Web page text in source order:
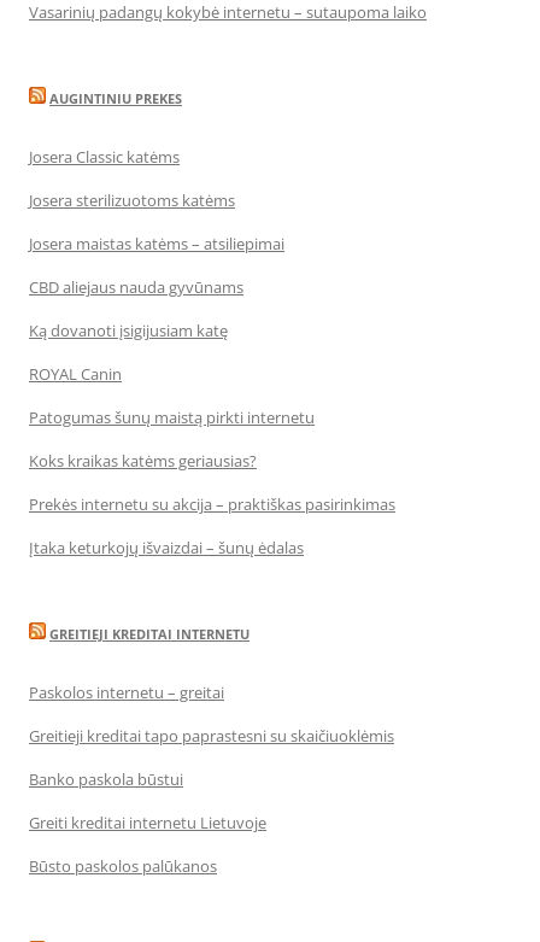
Vasarinių padangų kokybė internetu – sutaupoma laiko
AUGINTINIU PREKES
Josera Classic katėms
Josera sterilizuotoms katėms
Josera maistas katėms – atsiliepimai
CBD aliejaus nauda gyvūnams
Ką dovanoti įsigijusiam katę
ROYAL Canin
Patogumas šunų maistą pirkti internetu
Koks kraikas katėms geriausias?
Prekės internetu su akcija – praktiškas pasirinkimas
Įtaka keturkojų išvaizdai – šunų ėdalas
GREITIEJI KREDITAI INTERNETU
Paskolos internetu – greitai
Greitieji kreditai tapo paprastesni su skaičiuoklėmis
Banko paskola būstui
Greiti kreditai internetu Lietuvoje
Būsto paskolos palūkanos